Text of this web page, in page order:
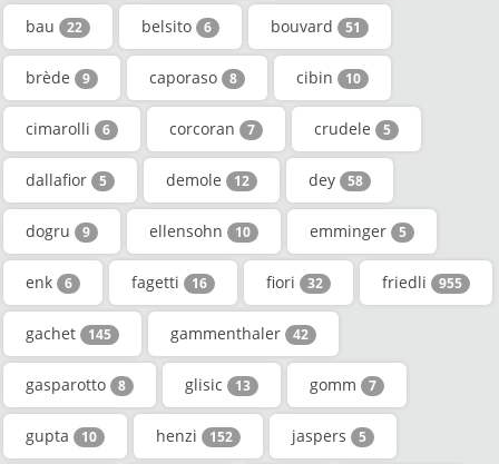
bau 22 belsito 6 bouvard 51
brède 9 caporaso 8 cibin 10
cimarolli 6 corcoran 7 crudele 5
dallafior 5 demole 12 dey 58
dogru 9 ellensohn 10 emminger 5
enk 6 fagetti 16 fiori 32 friedli 955
gachet 145 gammenthaler 42
gasparotto 8 glisic 13 gomm 7
gupta 10 henzi 152 jaspers 5